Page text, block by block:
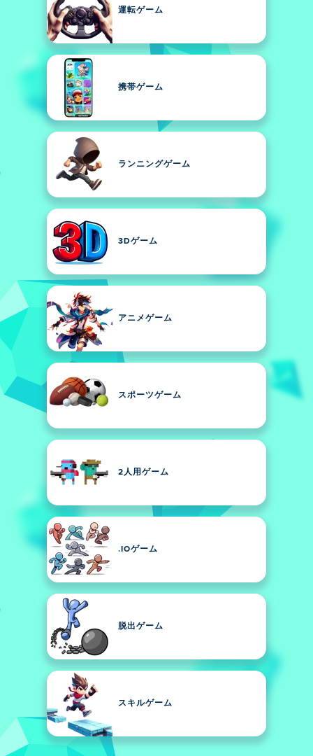
運転ゲーム
携帯ゲーム
ランニングゲーム
3Dゲーム
アニメゲーム
スポーツゲーム
2人用ゲーム
.IOゲーム
脱出ゲーム
スキルゲーム